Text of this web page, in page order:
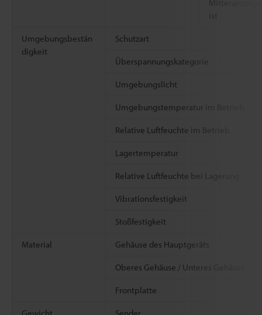
Umgebungsbestän
digkeit
Schutzart
Überspannungskategorie
Umgebungslicht
Umgebungstemperatur im Betrieb
Relative Luftfeuchte im Betrieb
Lagertemperatur
Relative Luftfeuchte bei Lagerung
Vibrationsfestigkeit
Stoßfestigkeit
Material Gehäuse des Hauptgeräts
Oberes Gehäuse / Unteres Gehäuse
Frontplatte